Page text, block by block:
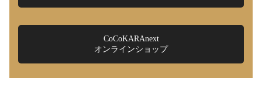
CoCoKARAnext
オンラインショップ